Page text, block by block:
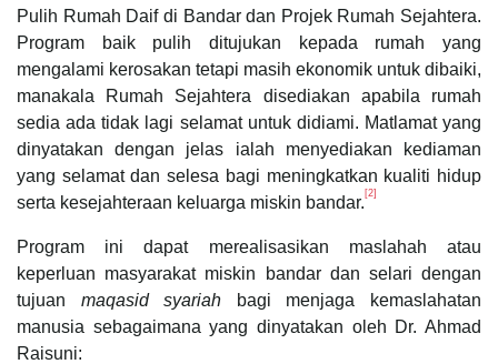
Pulih Rumah Daif di Bandar dan Projek Rumah Sejahtera.
Program baik pulih ditujukan kepada rumah yang
mengalami kerosakan tetapi masih ekonomik untuk dibaiki,
manakala Rumah Sejahtera disediakan apabila rumah
sedia ada tidak lagi selamat untuk didiami. Matlamat yang
dinyatakan dengan jelas ialah menyediakan kediaman
yang selamat dan selesa bagi meningkatkan kualiti hidup
serta kesejahteraan keluarga miskin bandar. [2]
Program ini dapat merealisasikan maslahah atau
keperluan masyarakat miskin bandar dan selari dengan
tujuan maqasid syariah
bagi menjaga kemaslahatan
manusia sebagaimana yang dinyatakan oleh Dr. Ahmad
Raisuni: